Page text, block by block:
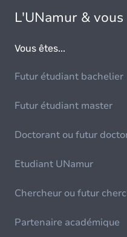
L'UNamur & vous
Vous êtes...
Futur étudiant bachelier
Futur étudiant master
Doctorant ou futur
Etudiant UNamur
Chercheur ou futur
Partenaire académique